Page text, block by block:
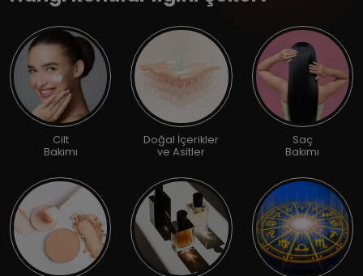
Cilt
Bakımı
Doğal İçerikler
ve Asitler
Saç
Bakımı